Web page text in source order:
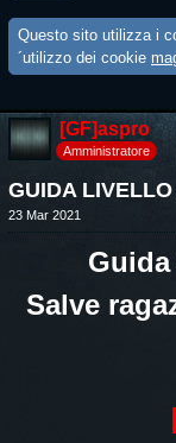
Questo sito utilizza i
´utilizzo dei cookie
[GF]aspro
Amministratore
GUIDA
23 Mar 2021
Salve